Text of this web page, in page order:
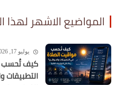
المواضيع الاشهر لهذا
يوليو 17, 2026
كيف تُحسب
التطبيقات